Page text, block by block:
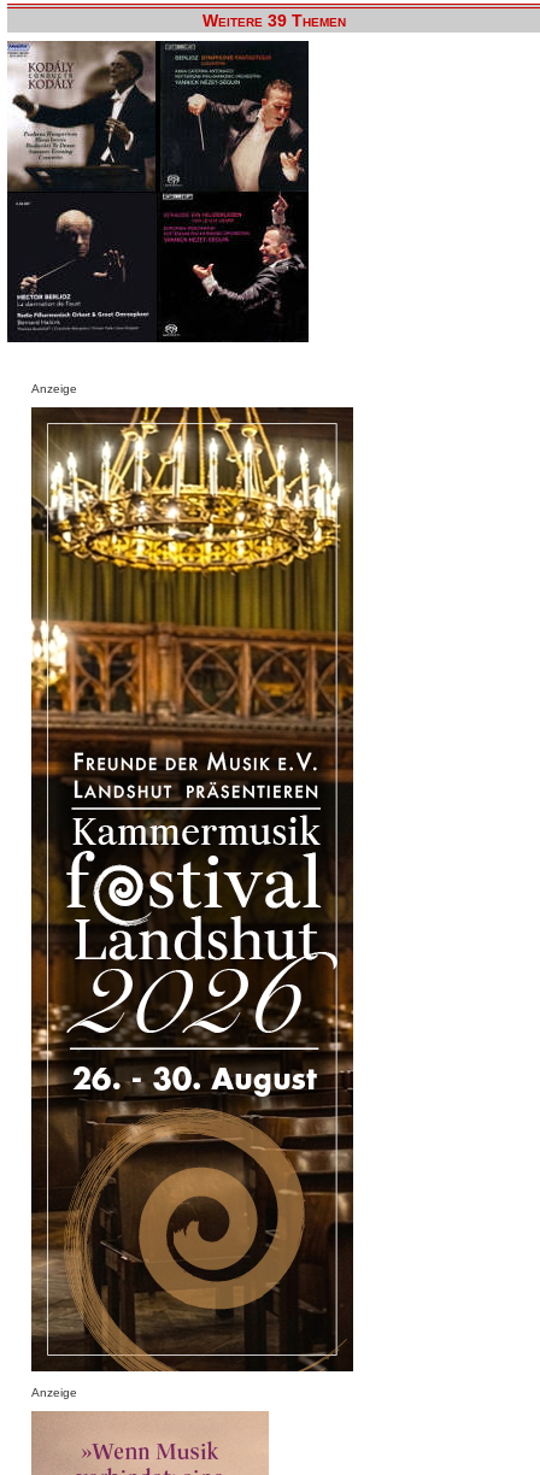
Weitere 39 Themen
Anzeige
Anzeige